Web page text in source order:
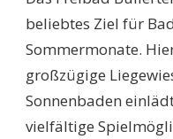
beliebtes Ziel für
Sommermonate.
großzügige
Sonnenbaden
vielfältige